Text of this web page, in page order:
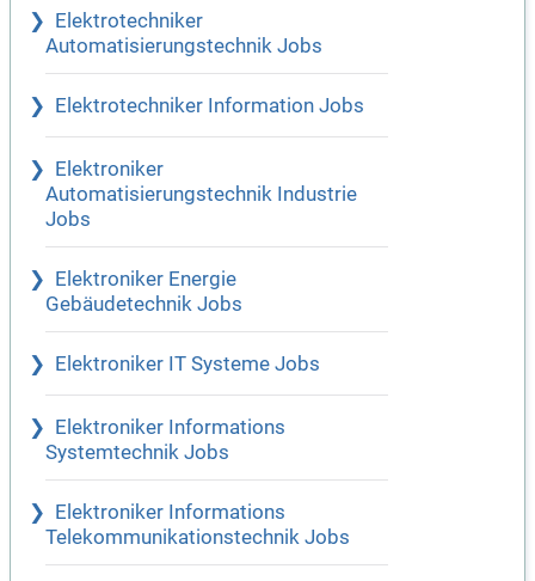
Elektrotechniker
Automatisierungstechnik Jobs
Elektrotechniker Information Jobs
Elektroniker
Automatisierungstechnik Industrie
Jobs
Elektroniker Energie
Gebäudetechnik Jobs
Elektroniker IT Systeme Jobs
Elektroniker Informations
Systemtechnik Jobs
Elektroniker Informations
Telekommunikationstechnik Jobs